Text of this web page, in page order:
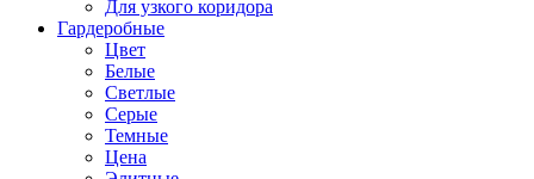
Для узкого коридора
Гардеробные
Цвет
Белые
Светлые
Серые
Темные
Цена